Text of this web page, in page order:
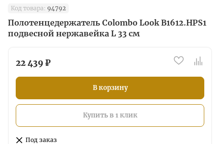
Код товара: 94792
Полотенцедержатель Colombo Look B1612.HPS1
подвесной нержавейка L 33 см
22 439 ₽
В корзину
Купить в 1 клик
Под заказ